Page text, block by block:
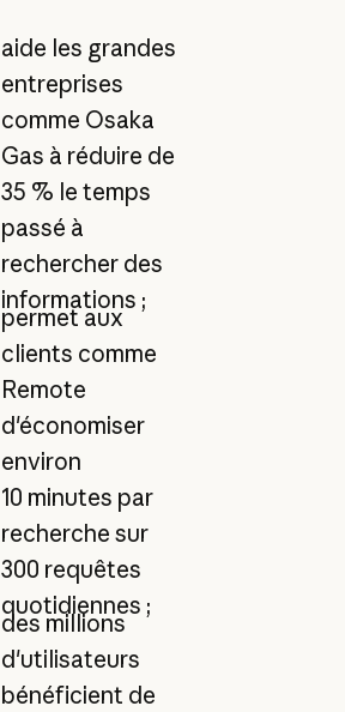
aide les grandes
entreprises
comme Osaka
Gas à réduire de
35 % le temps
passé à
rechercher des
informations ;
permet aux
clients comme
Remote
d'économiser
environ
10 minutes par
recherche sur
300 requêtes
quotidiennes ;
des millions
d'utilisateurs
bénéficient de